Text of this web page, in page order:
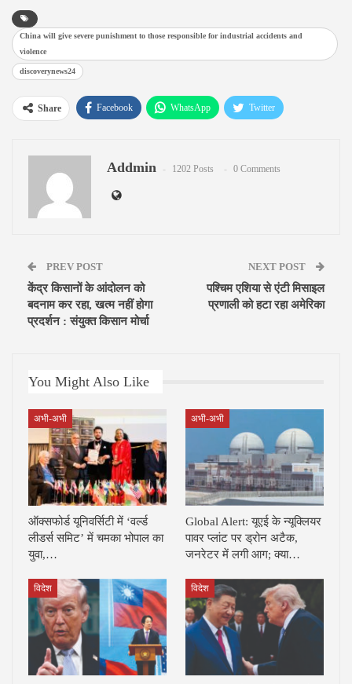
China will give severe punishment to those responsible for industrial accidents and
violence
discoverynews24
Share Facebook WhatsApp Twitter
Addmin 1202 Posts 0 Comments
PREV POST
केंद्र किसानों के आंदोलन को
बदनाम कर रहा, खत्म नहीं होगा
प्रदर्शन : संयुक्त किसान मोर्चा
NEXT POST
पश्चिम एशिया से एंटी मिसाइल
प्रणाली को हटा रहा अमेरिका
You Might Also Like
अभी-अभी
ऑक्सफोर्ड यूनिवर्सिटी में ‘वर्ल्ड
लीडर्स समिट’ में चमका भोपाल का
युवा,…
अभी-अभी
Global Alert: यूएई के न्यूक्लियर
पावर प्लांट पर ड्रोन अटैक,
जनरेटर में लगी आग; क्या…
विदेश विदेश